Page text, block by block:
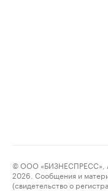
© ООО «БИЗНЕСПРЕСС»,
2026. Сообщения и
(свидетельство о